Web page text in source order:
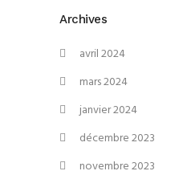
Archives
avril 2024
mars 2024
janvier 2024
décembre 2023
novembre 2023